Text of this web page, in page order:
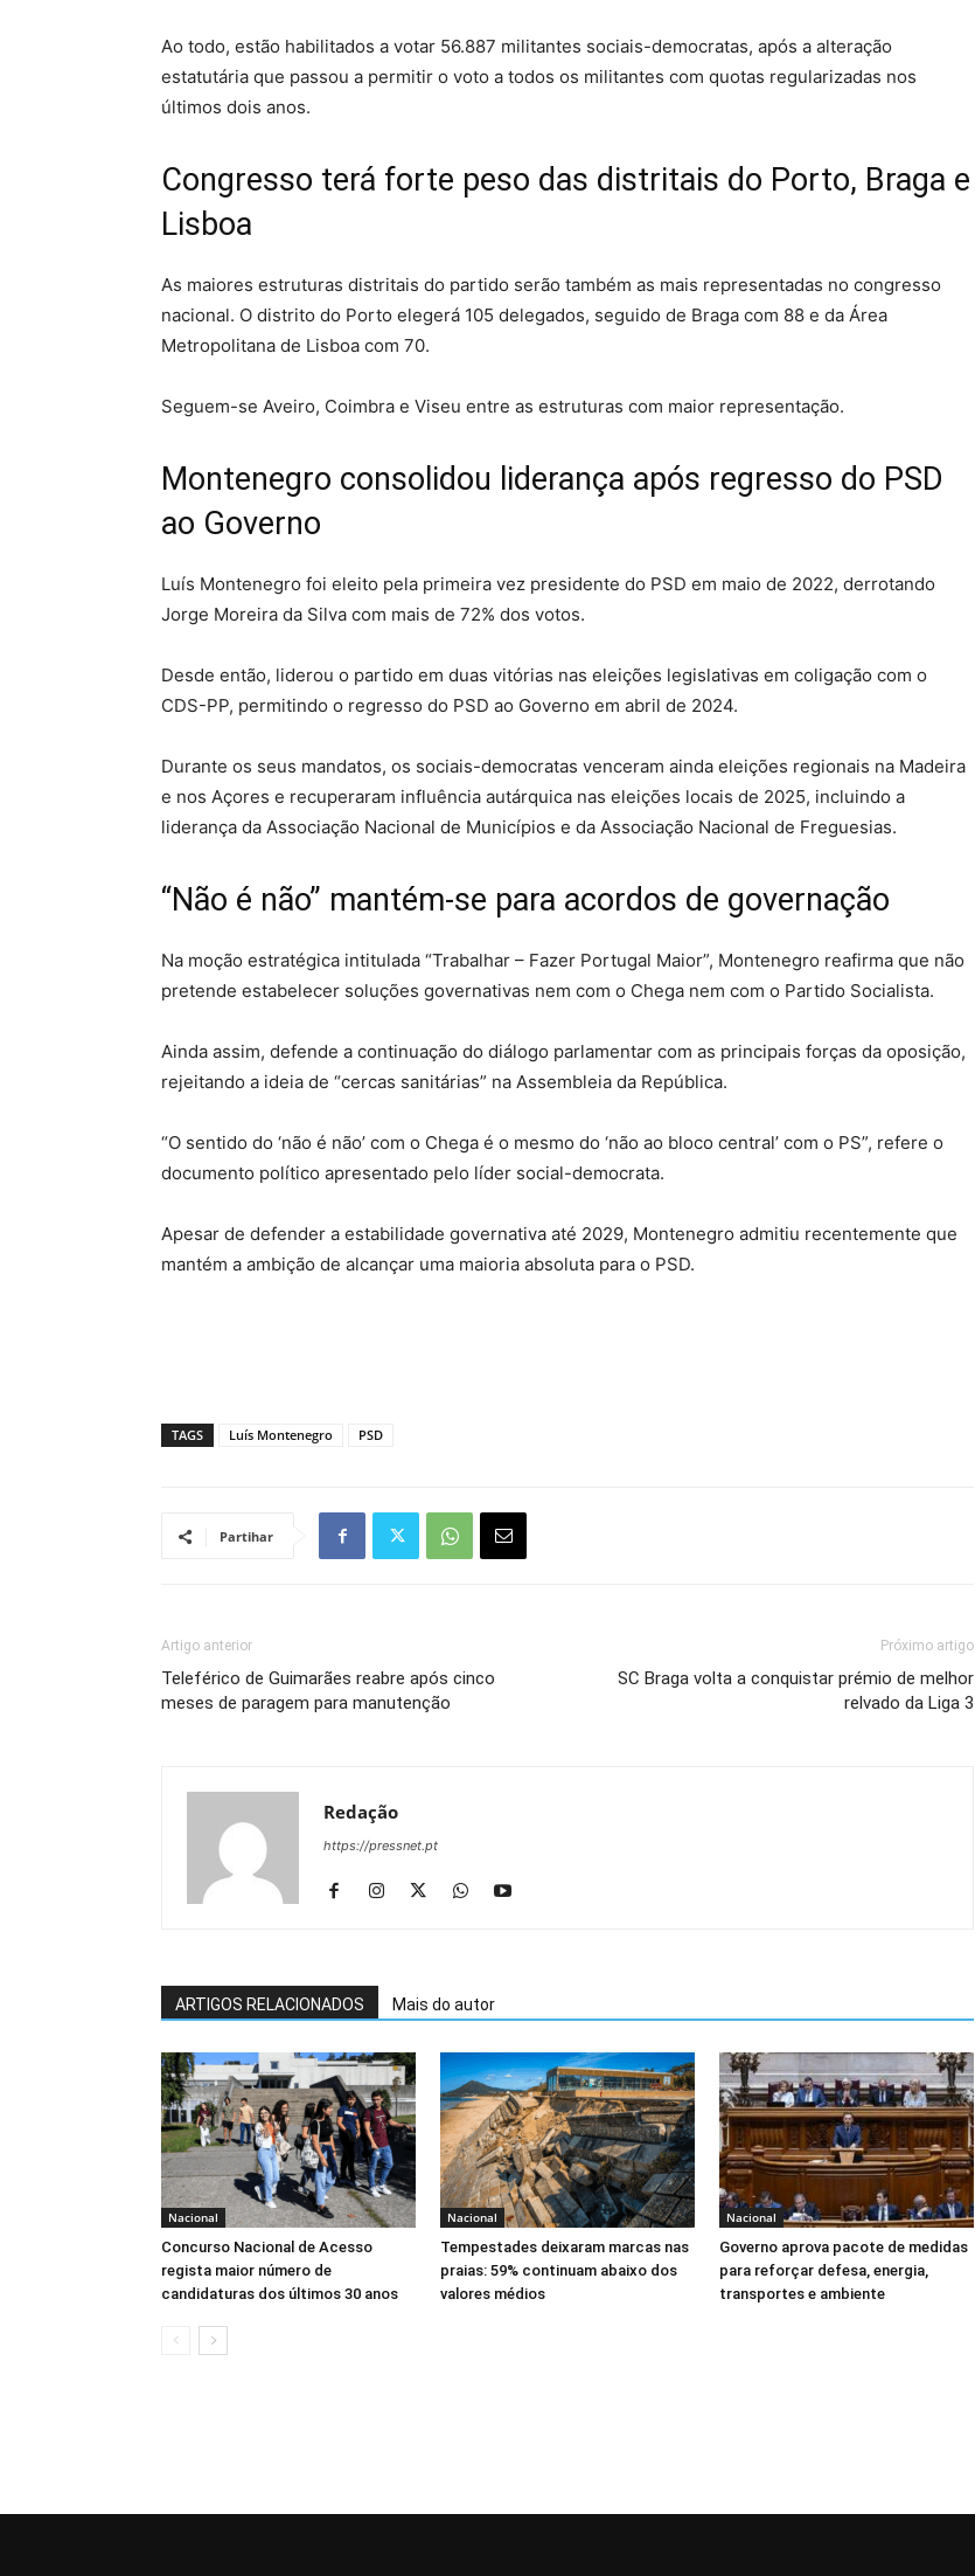
Ao todo, estão habilitados a votar 56.887 militantes sociais-democratas, após a alteração
estatutária que passou a permitir o voto a todos os militantes com quotas regularizadas nos
últimos dois anos.
Congresso terá forte peso das distritais do Porto, Braga e
Lisboa
As maiores estruturas distritais do partido serão também as mais representadas no congresso
nacional. O distrito do Porto elegerá 105 delegados, seguido de Braga com 88 e da Área
Metropolitana de Lisboa com 70.
Seguem-se Aveiro, Coimbra e Viseu entre as estruturas com maior representação.
Montenegro consolidou liderança após regresso do PSD
ao Governo
Luís Montenegro foi eleito pela primeira vez presidente do PSD em maio de 2022, derrotando
Jorge Moreira da Silva com mais de 72% dos votos.
Desde então, liderou o partido em duas vitórias nas eleições legislativas em coligação com o
CDS-PP, permitindo o regresso do PSD ao Governo em abril de 2024.
Durante os seus mandatos, os sociais-democratas venceram ainda eleições regionais na Madeira
e nos Açores e recuperaram influência autárquica nas eleições locais de 2025, incluindo a
liderança da Associação Nacional de Municípios e da Associação Nacional de Freguesias.
“Não é não” mantém-se para acordos de governação
Na moção estratégica intitulada “Trabalhar – Fazer Portugal Maior”, Montenegro reafirma que não
pretende estabelecer soluções governativas nem com o Chega nem com o Partido Socialista.
Ainda assim, defende a continuação do diálogo parlamentar com as principais forças da oposição,
rejeitando a ideia de “cercas sanitárias” na Assembleia da República.
“O sentido do ‘não é não’ com o Chega é o mesmo do ‘não ao bloco central’ com o PS”, refere o
documento político apresentado pelo líder social-democrata.
Apesar de defender a estabilidade governativa até 2029, Montenegro admitiu recentemente que
mantém a ambição de alcançar uma maioria absoluta para o PSD.
TAGS Luís Montenegro PSD
Partihar
Artigo anterior
Teleférico de Guimarães reabre após cinco
meses de paragem para manutenção
Próximo artigo
SC Braga volta a conquistar prémio de melhor
relvado da Liga 3
Redação
https://pressnet.pt
ARTIGOS RELACIONADOS Mais do autor
Nacional
Concurso Nacional de Acesso
regista maior número de
candidaturas dos últimos 30 anos
Nacional
Tempestades deixaram marcas nas
praias: 59% continuam abaixo dos
valores médios
Nacional
Governo aprova pacote de medidas
para reforçar defesa, energia,
transportes e ambiente